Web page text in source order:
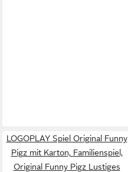
LOGOPLAY Spiel Original Funny
Pigz mit Karton, Familienspiel,
Original Funny Pigz Lustiges